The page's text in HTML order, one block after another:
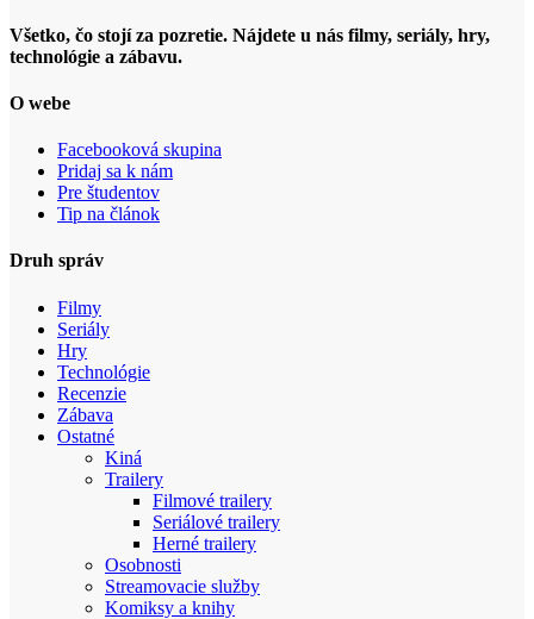
Všetko, čo stojí za pozretie. Nájdete u nás filmy, seriály, hry,
technológie a zábavu.
O webe
Facebooková skupina
Pridaj sa k nám
Pre študentov
Tip na článok
Druh správ
Filmy
Seriály
Hry
Technológie
Recenzie
Zábava
Ostatné
Kiná
Trailery
Filmové trailery
Seriálové trailery
Herné trailery
Osobnosti
Streamovacie služby
Komiksy a knihy